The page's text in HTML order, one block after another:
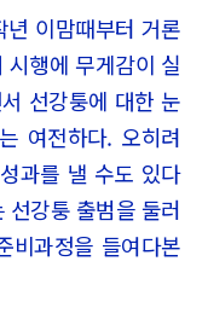
이맘때부터 거론
행에 무게감이 실
선강퉁에 대한 눈
여전하다. 오히려
과를 낼 수도 있다
선강퉁 출범을 둘러
비과정을 들여다본